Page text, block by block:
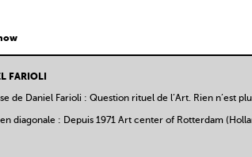
FARIOLI
de Daniel Farioli : Question rituel de l’Art. Rien n’est
diagonale : Depuis 1971 Art center of Rotterdam